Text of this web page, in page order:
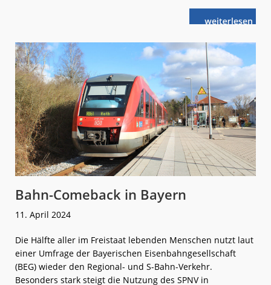
weiterlese
n
ist
unzufrieden
mit
ÖPNV-
Angebot
Bahn-Comeback in Bayern
11. April 2024
Die Hälfte aller im Freistaat lebenden Menschen nutzt laut
einer Umfrage der Bayerischen Eisenbahngesellschaft
(BEG) wieder den Regional- und S-Bahn-Verkehr.
Besonders stark steigt die Nutzung des SPNV in